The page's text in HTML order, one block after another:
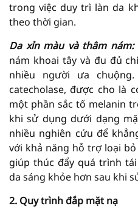
trong việc duy trì làn da
theo thời gian.
Da xỉn màu và thâm nám:
nám khoai tây và đu đủ
nhiều người ưa
catecholase, được cho là
một phần sắc tố melanin
khi sử dụng dưới dạng
nhiều nghiên cứu để
với khả năng hỗ trợ loại
giúp thúc đẩy quá trình
da sáng khỏe hơn sau khi
2. Quy trình đắp mặt nạ